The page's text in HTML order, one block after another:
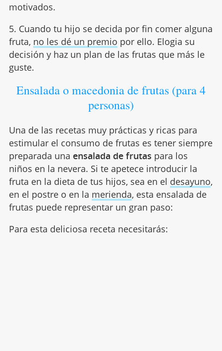
motivados.
5. Cuando tu hijo se decida por fin comer alguna
fruta, no les dé un premio por ello. Elogia su
decisión y haz un plan de las frutas que más le
guste.
Ensalada o macedonia de frutas (para 4
personas)
Una de las recetas muy prácticas y ricas para
estimular el consumo de frutas es tener siempre
preparada una ensalada de frutas para los
niños en la nevera. Si te apetece introducir la
fruta en la dieta de tus hijos, sea en el desayuno,
en el postre o en la merienda, esta ensalada de
frutas puede representar un gran paso:
Para esta deliciosa receta necesitarás: